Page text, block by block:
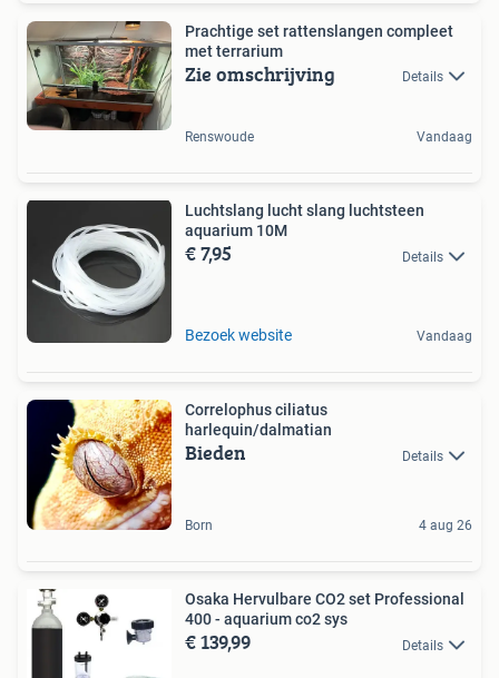
Prachtige set rattenslangen compleet
met terrarium
Zie omschrijving Details
Renswoude Vandaag
Luchtslang lucht slang luchtsteen
aquarium 10M
€ 7,95 Details
Bezoek website Vandaag
Correlophus ciliatus
harlequin/dalmatian
Bieden Details
Born 4 aug 26
Osaka Hervulbare CO2 set Professional
400 - aquarium co2 sys
€ 139,99 Details